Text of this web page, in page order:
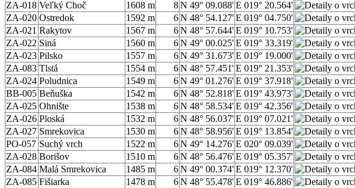
ZA-018 Veľký Choč 1608 m 8N 49° 09.088'E 019° 20.564'
ZA-020 Ostredok 1592 m 6N 48° 54.127'E 019° 04.750'
ZA-021 Rakytov 1567 m 6N 48° 57.644'E 019° 10.753'
ZA-022 Siná 1560 m 6N 49° 00.025'E 019° 33.319'
ZA-023 Pilsko 1557 m 6N 49° 31.673'E 019° 19.000'
ZA-083 Tlstá 1554 m 6N 48° 57.451'E 019° 21.353'
ZA-024 Poludnica 1549 m 6N 49° 01.276'E 019° 37.918'
BB-005 Beňuška 1542 m 6N 48° 52.818'E 019° 43.973'
ZA-025 Ohnište 1538 m 6N 48° 58.534'E 019° 42.356'
ZA-026 Ploská 1532 m 6N 48° 56.037'E 019° 07.021'
ZA-027 Smrekovica 1530 m 6N 48° 58.956'E 019° 13.854'
PO-057 Suchý vrch 1522 m 6N 49° 14.276'E 020° 09.039'
ZA-028 Borišov 1510 m 6N 48° 56.476'E 019° 05.357'
ZA-084 Malá Smrekovica 1485 m 6N 49° 00.374'E 019° 12.370'
ZA-085 Fišiarka 1478 m 6N 48° 55.478'E 019° 46.886'